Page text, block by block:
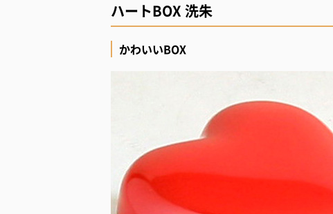
ハートBOX 洗朱
かわいいBOX